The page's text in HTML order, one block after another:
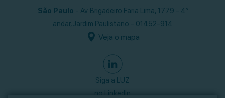
São Paulo - Av. Brigadeiro Faria Lima, 1779 - 4º
andar,Jardim Paulistano - 01452-914
Veja o mapa
Siga a LUZ
no LinkedIn